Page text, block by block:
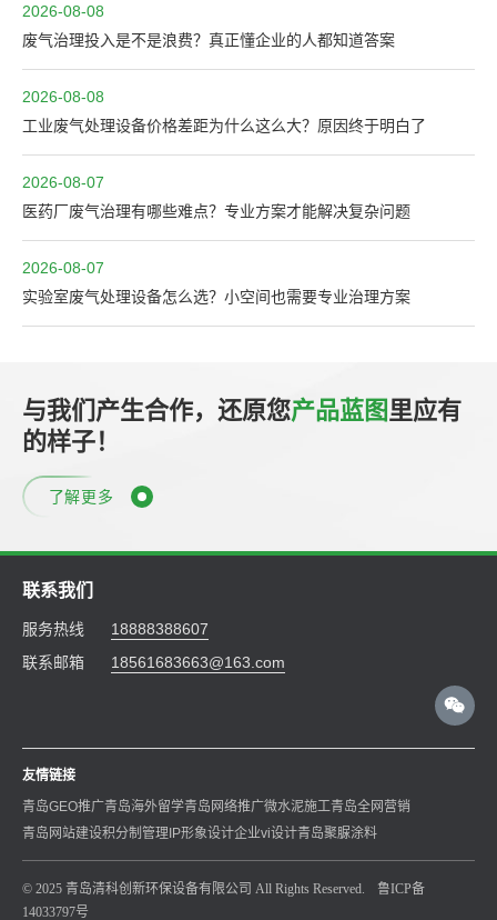
2026-08-08
废气治理投入是不是浪费？真正懂企业的人都知道答案
2026-08-08
工业废气处理设备价格差距为什么这么大？原因终于明白了
2026-08-07
医药厂废气治理有哪些难点？专业方案才能解决复杂问题
2026-08-07
实验室废气处理设备怎么选？小空间也需要专业治理方案
与我们产生合作，还原您产品蓝图里应有
的样子！
了解更多
联系我们
服务热线
18888388607
联系邮箱
18561683663@163.com
友情链接
青岛GEO推广青岛海外留学青岛网络推广微水泥施工青岛全网营销
青岛网站建设积分制管理 IP形象设计企业vi设计青岛聚脲涂料
© 2025 青岛清科创新环保设备有限公司 All Rights Reserved.
鲁ICP备
14033797号